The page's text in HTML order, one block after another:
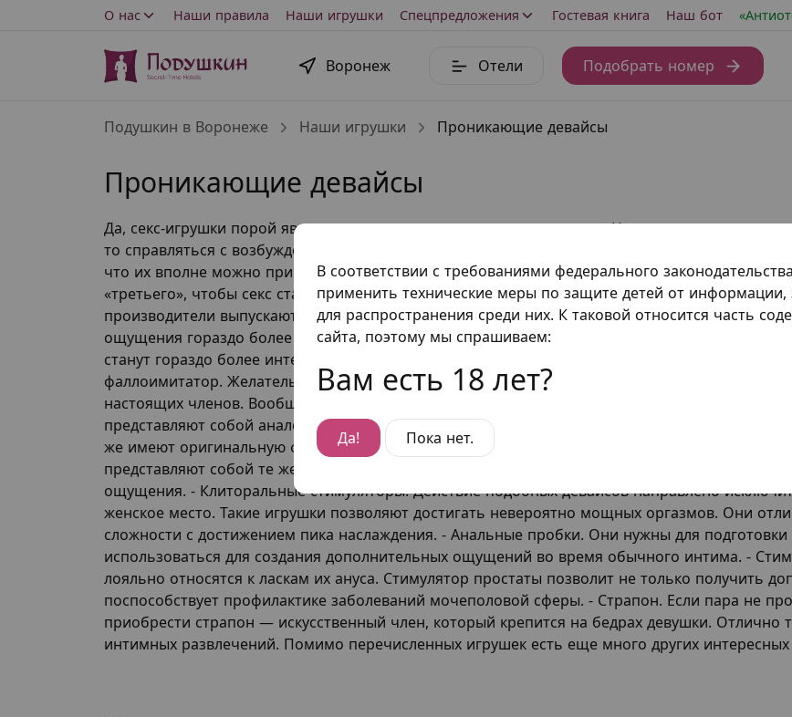
В соответствии с требованиями федерального
применить технические меры по защите детей от
для распространения среди них. К таковой относится часть
сайта, поэтому мы спрашиваем:
Вам есть 18 лет?
Да! Пока нет.
О нас Наши правила Наши игрушки Спецпредложения Гостевая книга Наш бот
Воронеж Отели Подобрать номер
Подушкин в Воронеже Наши игрушки Проникающие девайсы
Проникающие девайсы
Да, секс-игрушки порой являются заменителем реального партнера. Но плохого в этом
то справляться с возбуждением. Вибраторы, мастурбаторы, стимуляторы активно
что их вполне можно применять и не только для развлечений в формате «соло». Пары
«третьего», чтобы секс стал еще более эффектным. Секс давно вышел за рамки простого
производители выпускают большое количество проникающих девайсов, позволяющих
ощущения гораздо более яркими. Каждая пара непременно сможет подобрать для себя
станут гораздо более интересными. К примеру, если хочется создать иллюзию секса
фаллоимитатор. Желательно обратить внимание на реалистичные модели, которые по
настоящих членов. Вообще, основные категории проникающих секс-игрушек выглядят
представляют собой аналоги настоящего мужского полового органа. Некоторые фаллосы
же имеют оригинальную форму. Второй вариант понравится любительницам необычных
представляют собой те же фаллоимитаторы, но оснащенные дополнительными функциями.
ощущения. - Клиторальные стимуляторы. Действие подобных девайсов направлено
женское место. Такие игрушки позволяют достигать невероятно мощных оргазмов. Они
сложности с достижением пика наслаждения. - Анальные пробки. Они нужны для подготовки
использоваться для создания дополнительных ощущений во время обычного интима. -
лояльно относятся к ласкам их ануса. Стимулятор простаты позволит не только получить
поспособствует профилактике заболеваний мочеполовой сферы. - Страпон. Если пара не
приобрести страпон — искусственный член, который крепится на бедрах девушки. Отлично
интимных развлечений. Помимо перечисленных игрушек есть еще много других интересных